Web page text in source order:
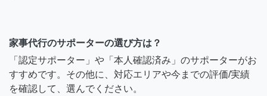
家事代行のサポーターの選び方は？
「認定サポーター」や「本人確認済み」のサポーターがお
すすめです。その他に、対応エリアや今までの評価/実績
を確認して、選んでください。